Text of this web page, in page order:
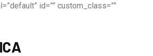
id=”” custom_class=””